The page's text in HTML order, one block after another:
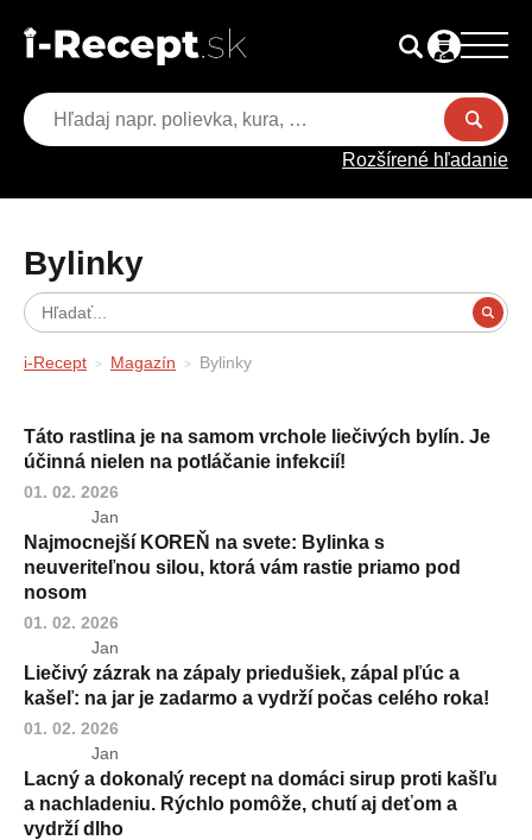
Rozšírené hľadanie
Bylinky
i-Recept Magazín Bylinky
Táto rastlina je na samom vrchole liečivých bylín. Je
účinná nielen na potláčanie infekcií!
01. 02. 2026
Jan
Najmocnejší KOREŇ na svete: Bylinka s
neuveriteľnou silou, ktorá vám rastie priamo pod
nosom
01. 02. 2026
Jan
Liečivý zázrak na zápaly priedušiek, zápal pľúc a
kašeľ: na jar je zadarmo a vydrží počas celého roka!
01. 02. 2026
Jan
Lacný a dokonalý recept na domáci sirup proti kašľu
a nachladeniu. Rýchlo pomôže, chutí aj deťom a
vydrží dlho